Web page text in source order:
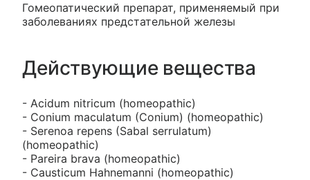
Гомеопатический препарат, применяемый при
заболеваниях предстательной железы
Действующие вещества
- Acidum nitricum (homeopathic)
- Conium maculatum (Conium) (homeopathic)
- Serenoa repens (Sabal serrulatum)
(homeopathic)
- Pareira brava (homeopathic)
- Causticum Hahnemanni (homeopathic)